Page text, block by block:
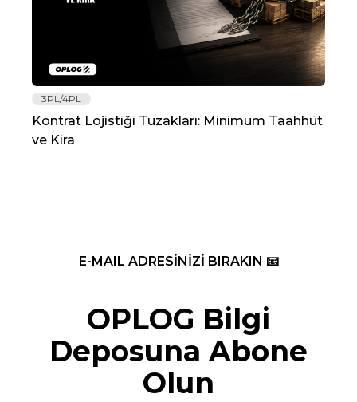
3PL/4PL
Kontrat Lojistiği Tuzakları: Minimum Taahhüt
ve Kira
E-MAIL ADRESİNİZİ BIRAKIN 📧
OPLOG Bilgi
Deposuna Abone
Olun